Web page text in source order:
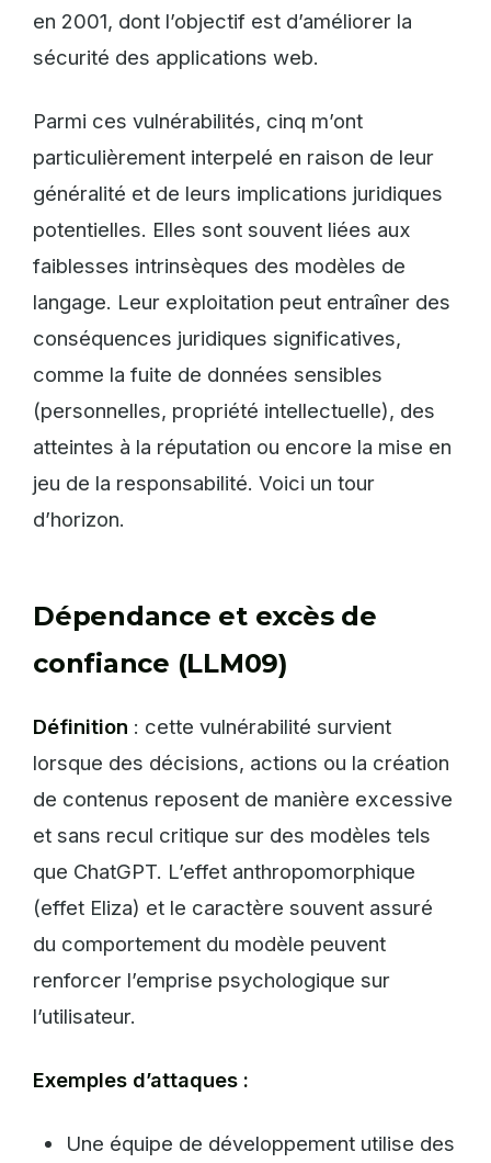
en 2001, dont l’objectif est d’améliorer la
sécurité des applications web.
Parmi ces vulnérabilités, cinq m’ont
particulièrement interpelé en raison de leur
généralité et de leurs implications juridiques
potentielles. Elles sont souvent liées aux
faiblesses intrinsèques des modèles de
langage. Leur exploitation peut entraîner des
conséquences juridiques significatives,
comme la fuite de données sensibles
(personnelles, propriété intellectuelle), des
atteintes à la réputation ou encore la mise en
jeu de la responsabilité. Voici un tour
d’horizon.
Dépendance et excès de
confiance (LLM09)
Définition : cette vulnérabilité survient
lorsque des décisions, actions ou la création
de contenus reposent de manière excessive
et sans recul critique sur des modèles tels
que ChatGPT. L’effet anthropomorphique
(effet Eliza) et le caractère souvent assuré
du comportement du modèle peuvent
renforcer l’emprise psychologique sur
l’utilisateur.
Exemples d’attaques :
Une équipe de développement utilise des